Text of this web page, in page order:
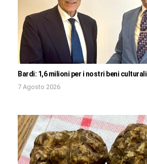
Bardi: 1,6 milioni per i nostri beni culturali
7 Agosto 2026